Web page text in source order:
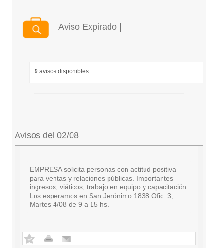
Aviso Expirado |
9 avisos disponibles
Avisos del 02/08
EMPRESA solicita personas con actitud positiva
para ventas y relaciones públicas. Importantes
ingresos, viáticos, trabajo en equipo y capacitación.
Los esperamos en San Jerónimo 1838 Ofic. 3,
Martes 4/08 de 9 a 15 hs.